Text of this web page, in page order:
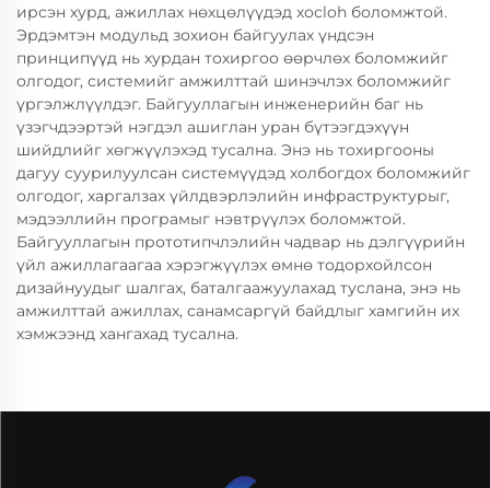
ирсэн хурд, ажиллах нөхцөлүүдэд хосloh боломжтой.
Эрдэмтэн модульд зохион байгуулах үндсэн
принципүүд нь хурдан тохиргоо өөрчлөх боломжийг
олгодог, системийг амжилттай шинэчлэх боломжийг
үргэлжлүүлдэг. Байгууллагын инженерийн баг нь
үзэгчдээртэй нэгдэл ашиглан уран бүтээгдэхүүн
шийдлийг хөгжүүлэхэд тусална. Энэ нь тохиргооны
дагуу суурилуулсан системүүдэд холбогдох боломжийг
олгодог, харгалзах үйлдвэрлэлийн инфраструктурыг,
мэдээллийн програмыг нэвтрүүлэх боломжтой.
Байгууллагын прототипчлэлийн чадвар нь дэлгүүрийн
үйл ажиллагаагаа хэрэгжүүлэх өмнө тодорхойлсон
дизайнуудыг шалгах, баталгаажуулахад туслана, энэ нь
амжилттай ажиллах, санамсаргүй байдлыг хамгийн их
хэмжээнд хангахад тусална.